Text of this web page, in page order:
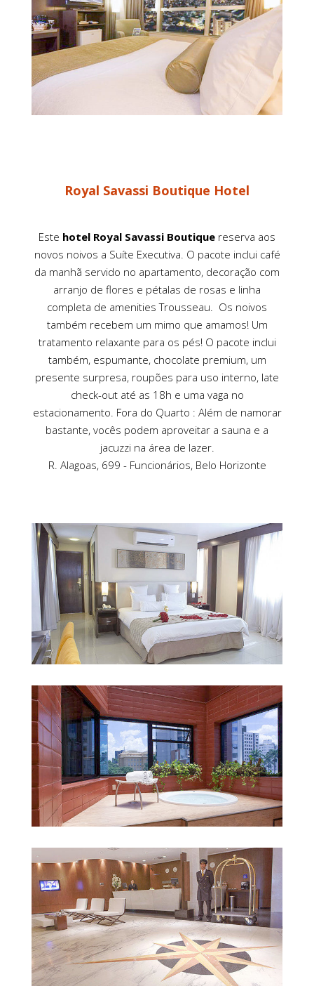
Royal Savassi Boutique Hotel
Este hotel Royal Savassi Boutique reserva aos
novos noivos a Suíte Executiva. O pacote inclui café
da manhã servido no apartamento, decoração com
arranjo de flores e pétalas de rosas e linha
completa de amenities Trousseau. Os noivos
também recebem um mimo que amamos! Um
tratamento relaxante para os pés! O pacote inclui
também, espumante, chocolate premium, um
presente surpresa, roupões para uso interno, late
check-out até as 18h e uma vaga no
estacionamento. Fora do Quarto : Além de namorar
bastante, vocês podem aproveitar a sauna e a
jacuzzi na área de lazer.
R. Alagoas, 699 - Funcionários, Belo Horizonte